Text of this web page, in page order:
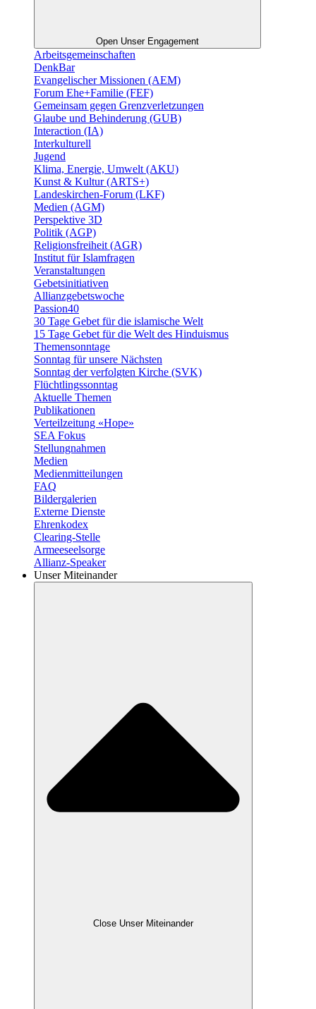
Open Unser Engagement
Arbeitsgemeinschaften
DenkBar
Evangelischer Missionen (AEM)
Forum Ehe+Familie (FEF)
Gemeinsam gegen Grenzverletzungen
Glaube und Behinderung (GUB)
Interaction (IA)
Interkulturell
Jugend
Klima, Energie, Umwelt (AKU)
Kunst & Kultur (ARTS+)
Landeskirchen-Forum (LKF)
Medien (AGM)
Perspektive 3D
Politik (AGP)
Religionsfreiheit (AGR)
Institut für Islamfragen
Veranstaltungen
Gebetsinitiativen
Allianzgebetswoche
Passion40
30 Tage Gebet für die islamische Welt
15 Tage Gebet für die Welt des Hinduismus
Themensonntage
Sonntag für unsere Nächsten
Sonntag der verfolgten Kirche (SVK)
Flüchtlingssonntag
Aktuelle Themen
Publikationen
Verteilzeitung «Hope»
SEA Fokus
Stellungnahmen
Medien
Medienmitteilungen
FAQ
Bildergalerien
Externe Dienste
Ehrenkodex
Clearing-Stelle
Armeeseelsorge
Allianz-Speaker
Unser Miteinander
Close Unser Miteinander